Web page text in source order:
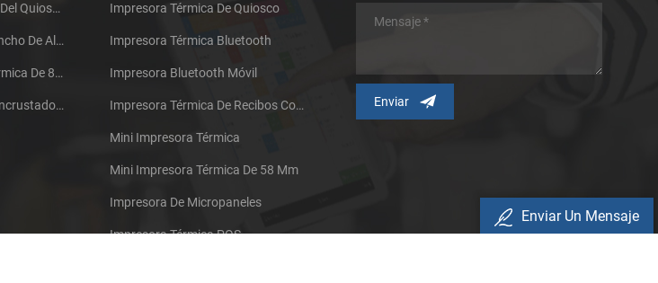
KP-300 H 3inch Térmica Del Quiosco De La Impresora Módulo De
KP-300V De 80mm De Ancho De Alta Velocidad De La Impresora Térmica Del Quiosco
EP-380CK Impresora Térmica De 80 Mm Con Bloqueo De La Tapa
TTL DC12V 58mm Mini Incrustado Taxi De La Impresora Térmica De Recibos
Impresora Térmica De Quiosco
Impresora Térmica Bluetooth
Impresora Bluetooth Móvil
Impresora Térmica De Recibos Con Micropanel.
Mini Impresora Térmica
Mini Impresora Térmica De 58 Mm
Impresora De Micropaneles
Impresora Térmica POS
Enviar Un Mensaje